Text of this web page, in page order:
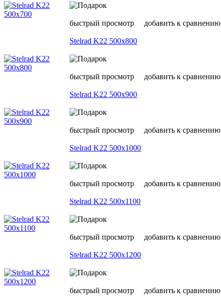
быстрый просмотр
добавить к сравнению
Stelrad K22 500х800
быстрый просмотр
добавить к сравнению
Stelrad K22 500х900
быстрый просмотр
добавить к сравнению
Stelrad K22 500х1000
быстрый просмотр
добавить к сравнению
Stelrad K22 500х1100
быстрый просмотр
добавить к сравнению
Stelrad K22 500х1200
быстрый просмотр
добавить к сравнению